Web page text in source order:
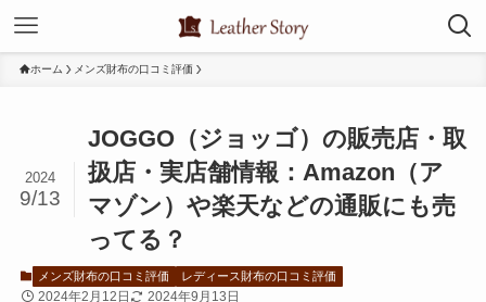
ホーム メンズ財布の口コミ評価
JOGGO（ジョッゴ）の販売店・取
扱店・実店舗情報：Amazon（ア
マゾン）や楽天などの通販にも売
ってる？
2024
9/13
メンズ財布の口コミ評価 レディース財布の口コミ評価
2024年2月12日 2024年9月13日